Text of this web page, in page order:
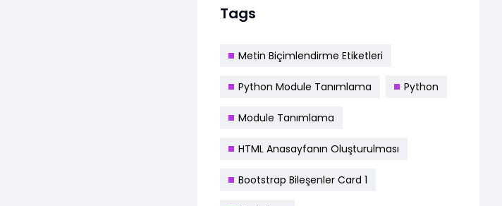
Tags
Metin Biçimlendirme Etiketleri
Python Module Tanımlama Python
Module Tanımlama
HTML Anasayfanın Oluşturulması
Bootstrap Bileşenler Card 1